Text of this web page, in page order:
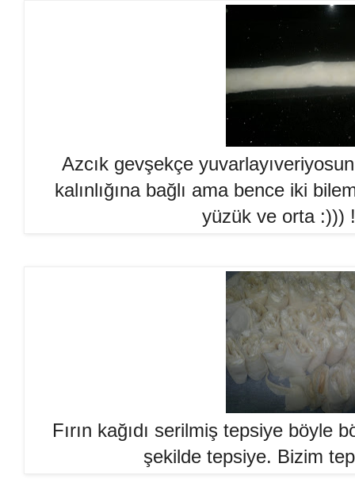
Azcık gevşekçe
kalınlığına bağlı ama bence iki
yüzük ve orta :)))
Fırın kağıdı serilmiş tepsiye böyle
şekilde tepsiye. Bizim